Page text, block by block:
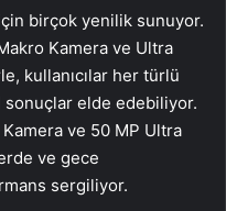
birçok yenilik sunuyor.
Kamera ve Ultra
kullanıcılar her türlü
elde edebiliyor.
ve 50 MP Ultra
ve gece
sergiliyor.